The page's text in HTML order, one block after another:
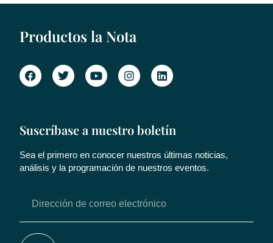
Productos la Nota
Suscríbase a nuestro boletín
Sea el primero en conocer nuestros últimas noticias,
análisis y la programación de nuestros eventos.